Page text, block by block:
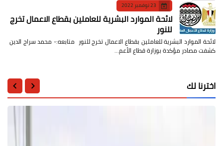
23 نوفمبر 2022
لائحة الموارد البشرية للعاملين بقطاع الاعمال تخرج
للنور
لائحة الموارد البشرية للعاملين بقطاع الاعمال تخرج للنور متابعه:- محمد سراج الدين
كشفت مصادر مؤكدة بوزارة قطاع الأعم…
اخترنا لك